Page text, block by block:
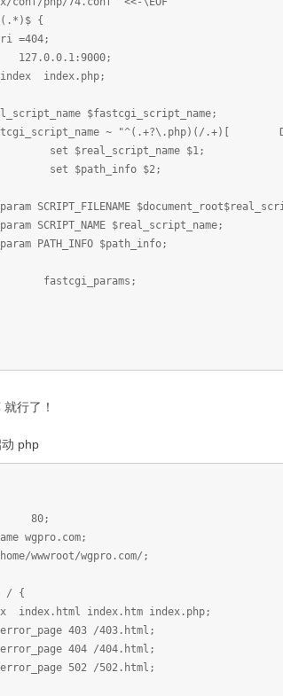
{
=404;
index.php;
$fastcgi_script_name;
~ "^(.+?\.php)(/.+)[
$1;
$2;
$real_script_name;
PATH_INFO $path_info;
行了！
php
wgpro.com;
wgpro.com/;
{
index.htm index.php;
403 /403.html;
404 /404.html;
502 /502.html;